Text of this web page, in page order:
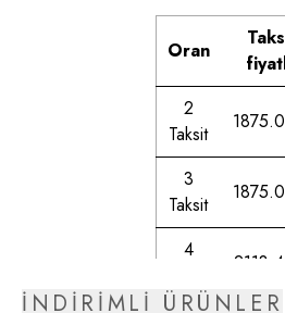
Oran
2
Taksit
3
Taksit
4
İNDİRİMLİ ÜRÜNLER